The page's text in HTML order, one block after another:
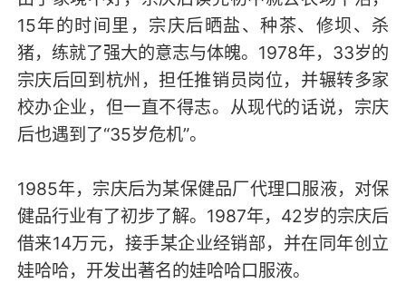
15年的时间里，宗庆后晒盐、种茶、修坝、杀
猪，练就了强大的意志与体魄。1978年，33岁的
宗庆后回到杭州，担任推销员岗位，并辗转多家
校办企业，但一直不得志。从现代的话说，宗庆
后也遇到了“35岁危机”。
1985年，宗庆后为某保健品厂代理口服液，对保
健品行业有了初步了解。1987年，42岁的宗庆后
借来14万元，接手某企业经销部，并在同年创立
娃哈哈，开发出著名的娃哈哈口服液。